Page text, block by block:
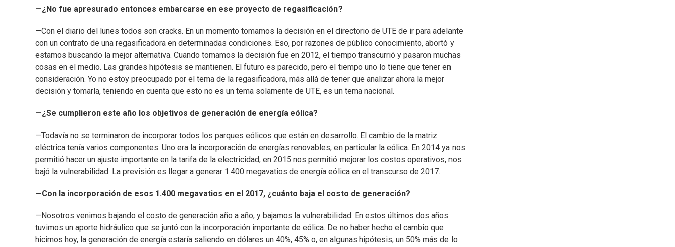
—¿No fue apresurado entonces embarcarse en ese proyecto de regasificación?
—Con el diario del lunes todos son cracks. En un momento tomamos la decisión en el directorio de UTE de ir para adelante
con un contrato de una regasificadora en determinadas condiciones. Eso, por razones de público conocimiento, abortó y
estamos buscando la mejor alternativa. Cuando tomamos la decisión fue en 2012, el tiempo transcurrió y pasaron muchas
cosas en el medio. Las grandes hipótesis se mantienen. El futuro es parecido, pero el tiempo uno lo tiene que tener en
consideración. Yo no estoy preocupado por el tema de la regasificadora, más allá de tener que analizar ahora la mejor
decisión y tomarla, teniendo en cuenta que esto no es un tema solamente de UTE, es un tema nacional.
—¿Se cumplieron este año los objetivos de generación de energía eólica?
—Todavía no se terminaron de incorporar todos los parques eólicos que están en desarrollo. El cambio de la matriz
eléctrica tenía varios componentes. Uno era la incorporación de energías renovables, en particular la eólica. En 2014 ya nos
permitió hacer un ajuste importante en la tarifa de la electricidad; en 2015 nos permitió mejorar los costos operativos, nos
bajó la vulnerabilidad. La previsión es llegar a generar 1.400 megavatios de energía eólica en el transcurso de 2017.
—Con la incorporación de esos 1.400 megavatios en el 2017, ¿cuánto baja el costo de generación?
—Nosotros venimos bajando el costo de generación año a año, y bajamos la vulnerabilidad. En estos últimos dos años
tuvimos un aporte hidráulico que se juntó con la incorporación importante de eólica. De no haber hecho el cambio que
hicimos hoy, la generación de energía estaría saliendo en dólares un 40%, 45% o, en algunas hipótesis, un 50% más de lo